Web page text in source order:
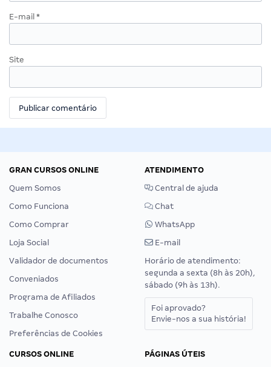
E-mail *
Site
GRAN CURSOS ONLINE
Quem Somos
Como Funciona
Como Comprar
Loja Social
Validador de documentos
Conveniados
Programa de Afiliados
Trabalhe Conosco
Preferências de Cookies
ATENDIMENTO
Central de ajuda
Chat
WhatsApp
E-mail
Horário de atendimento:
segunda a sexta (8h às 20h),
sábado (9h às 13h).
Foi aprovado?
Envie-nos a sua história!
CURSOS ONLINE
PÁGINAS ÚTEIS